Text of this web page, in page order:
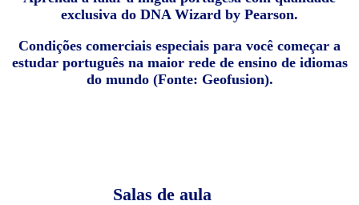
exclusiva do DNA Wizard by Pearson.
Condições comerciais especiais para você começar a
estudar português na maior rede de ensino de idiomas
do mundo (Fonte: Geofusion).
Salas de aula